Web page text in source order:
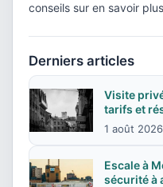
conseils sur en savoir
Derniers articles
Visite
tarifs et
1 août 2026
Escale à
sécurité à